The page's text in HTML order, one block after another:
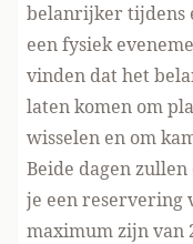
belanrijker tijdens
een fysiek
vinden dat het
laten komen om
wisselen en om
Beide dagen
je een reservering
maximum zijn van